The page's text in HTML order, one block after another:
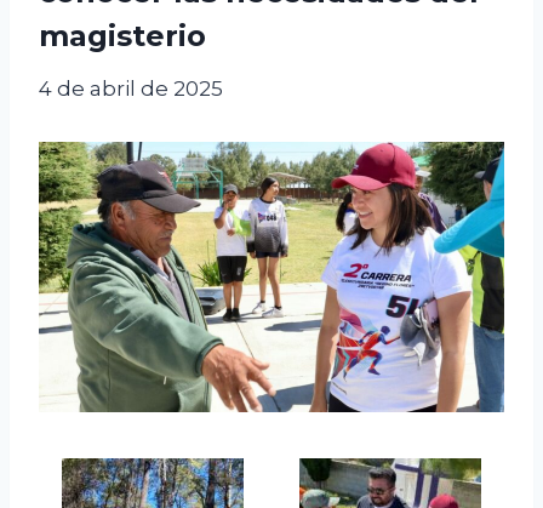
magisterio
4 de abril de 2025